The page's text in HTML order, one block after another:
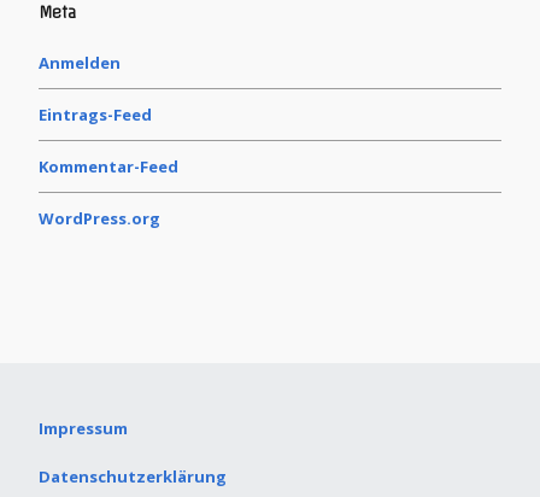
Meta
Anmelden
Eintrags-Feed
Kommentar-Feed
WordPress.org
Impressum
Datenschutzerklärung